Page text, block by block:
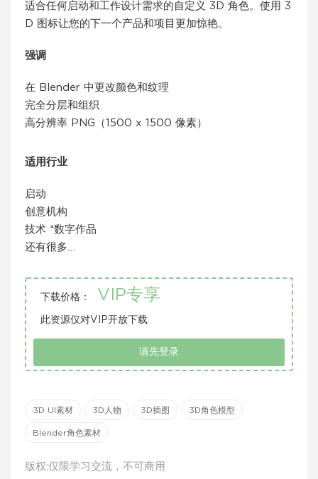
适合任何启动和工作设计需求的自定义 3D 角色。使用 3
D 图标让您的下一个产品和项目更加惊艳。
强调
在 Blender 中更改颜色和纹理
完全分层和组织
高分辨率 PNG（1500 x 1500 像素）
适用行业
启动
创意机构
技术 *数字作品
还有很多…
下载价格： VIP专享
此资源仅对VIP开放下载
请先登录
3D UI素材 3D人物 3D插图 3D角色模型
Blender角色素材
版权:仅限学习交流，不可商用